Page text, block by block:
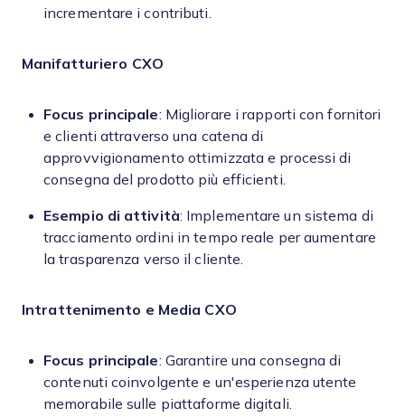
incrementare i contributi.
Manifatturiero CXO
Focus principale: Migliorare i rapporti con fornitori
e clienti attraverso una catena di
approvvigionamento ottimizzata e processi di
consegna del prodotto più efficienti.
Esempio di attività: Implementare un sistema di
tracciamento ordini in tempo reale per aumentare
la trasparenza verso il cliente.
Intrattenimento e Media CXO
Focus principale: Garantire una consegna di
contenuti coinvolgente e un'esperienza utente
memorabile sulle piattaforme digitali.